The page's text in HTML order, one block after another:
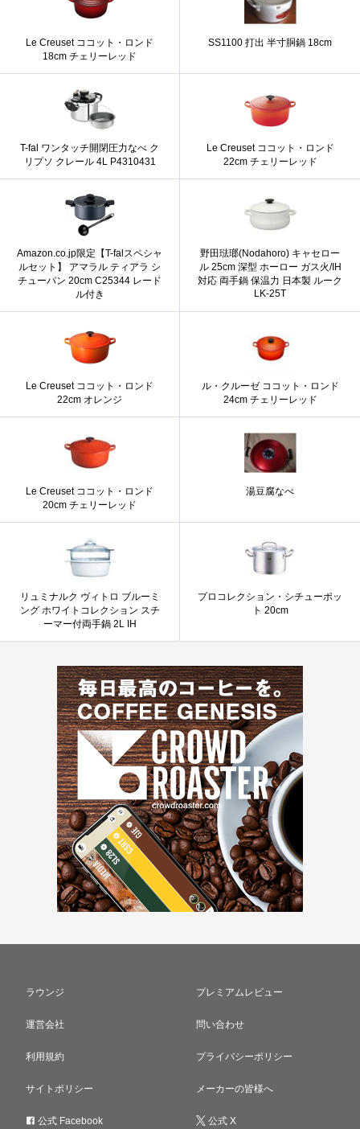
Le Creuset ココット・ロンド
18cm チェリーレッド
SS1100 打出 半寸胴鍋 18cm
T-fal ワンタッチ開閉圧力なべ ク
リプソ クレール 4L P4310431
Le Creuset ココット・ロンド
22cm チェリーレッド
Amazon.co.jp限定【T-falスペシャ
ルセット】 アマラル ティアラ シ
チューパン 20cm C25344 レード
ル付き
野田琺瑯(Nodahoro) キャセロー
ル 25cm 深型 ホーロー ガス火/IH
対応 両手鍋 保温力 日本製 ルーク
LK-25T
Le Creuset ココット・ロンド
22cm オレンジ
ル・クルーゼ ココット・ロンド
24cm チェリーレッド
Le Creuset ココット・ロンド
20cm チェリーレッド
湯豆腐なべ
リュミナルク ヴィトロ ブルーミ
ング ホワイトコレクション スチ
ーマー付両手鍋 2L IH
プロコレクション・シチューポッ
ト 20cm
ラウンジ プレミアムレビュー
運営会社 問い合わせ
利用規約 プライバシーポリシー
サイトポリシー メーカーの皆様へ
公式 Facebook 公式 X